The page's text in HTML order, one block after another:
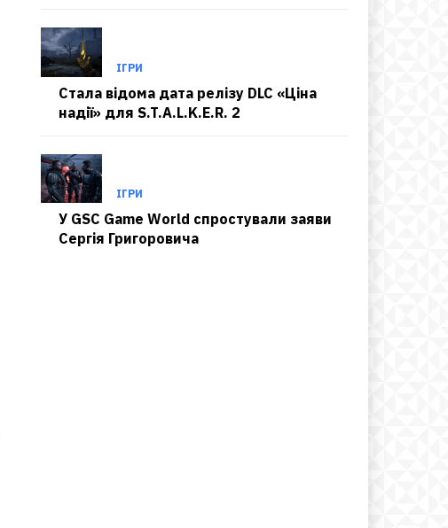
ІГРИ
Стала відома дата релізу DLC «Ціна
надії» для S.T.A.L.K.E.R. 2
ІГРИ
У GSC Game World спростували заяви
Сергія Григоровича